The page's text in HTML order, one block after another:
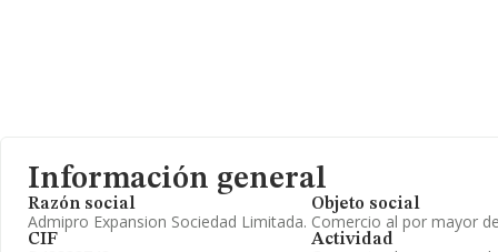
Información general
Razón social
Admipro Expansion Sociedad Limitada.
CIF
Objeto social
Comercio al por mayor
Actividad